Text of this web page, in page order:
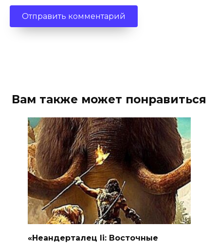
Вам также может понравиться
«Неандерталец Ii: Восточные